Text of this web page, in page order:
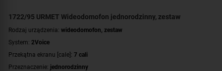
1722/95 URMET Wideodomofon jednorodzinny, zestaw
Rodzaj urządzenia: wideodomofon, zestaw
System: 2Voice
Przekątna ekranu [cale]: 7 cali
Przeznaczenie: jednorodzinny